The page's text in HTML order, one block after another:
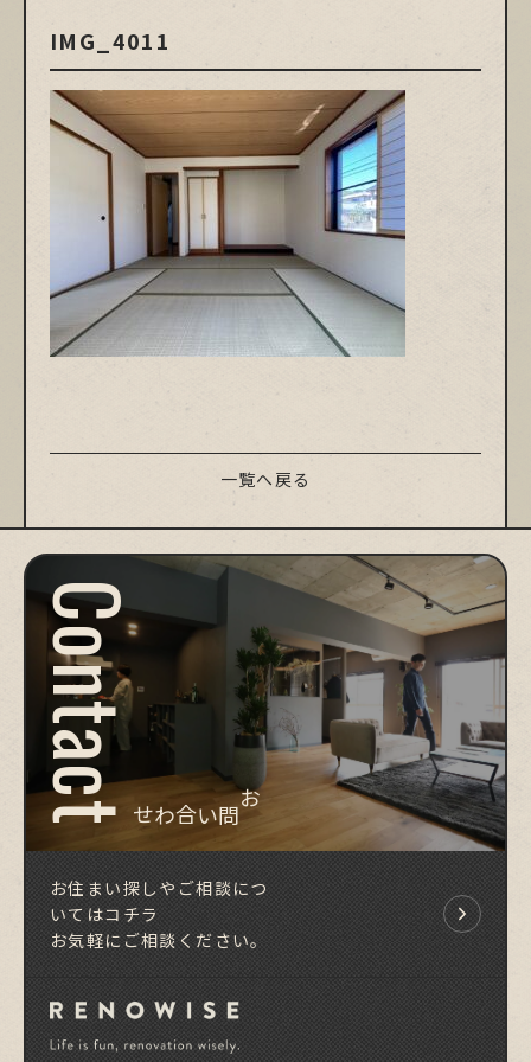
IMG_4011
一覧へ戻る
Contact
お問い合わせ
お住まい探しやご相談につ
いてはコチラ
お気軽にご相談ください。